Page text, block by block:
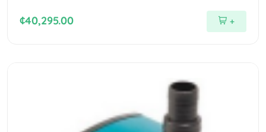
¢40,295.00 +